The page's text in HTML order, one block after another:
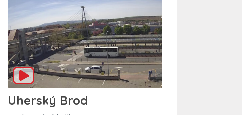
Uherský Brod